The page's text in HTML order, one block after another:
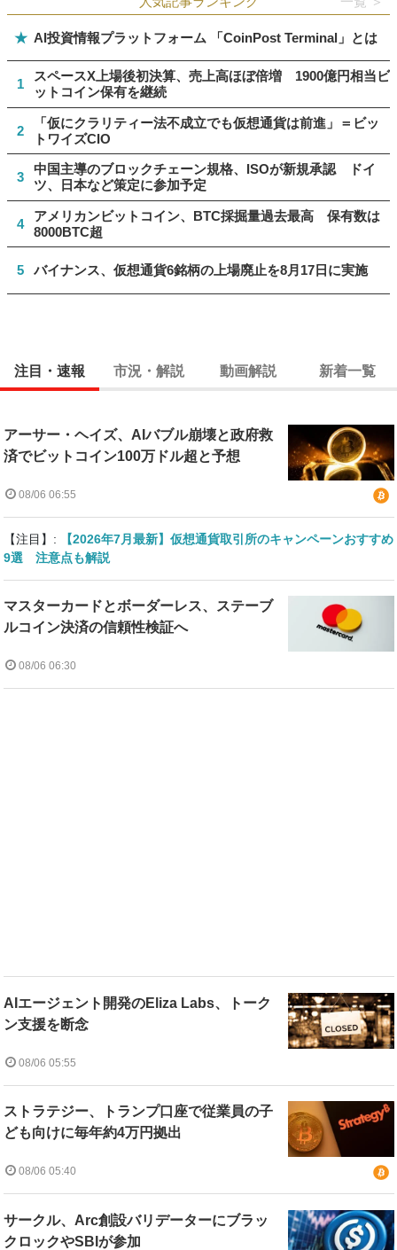
★ AI投資情報プラットフォーム 「CoinPost Terminal」とは
1
スペースX上場後初決算、売上高ほぼ倍増 1900億円相当ビ
ットコイン保有を継続
2
「仮にクラリティー法不成立でも仮想通貨は前進」＝ビッ
トワイズCIO
3
中国主導のブロックチェーン規格、ISOが新規承認 ドイ
ツ、日本など策定に参加予定
4
アメリカンビットコイン、BTC採掘量過去最高 保有数は
8000BTC超
5 バイナンス、仮想通貨6銘柄の上場廃止を8月17日に実施
注目・速報 市況・解説 動画解説 新着一覧
アーサー・ヘイズ、AIバブル崩壊と政府救
済でビットコイン100万ドル超と予想
08/06 06:55
【注目】:
【2026年7月最新】仮想通貨取引所のキャンペーンおすすめ
9選 注意点も解説
マスターカードとボーダーレス、ステーブ
ルコイン決済の信頼性検証へ
08/06 06:30
AIエージェント開発のEliza Labs、トーク
ン支援を断念
08/06 05:55
ストラテジー、トランプ口座で従業員の子
ども向けに毎年約4万円拠出
08/06 05:40
サークル、Arc創設バリデーターにブラッ
クロックやSBIが参加